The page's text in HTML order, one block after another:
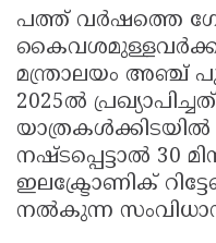
പത്ത് വർഷത്തെ
മന്ത്രാലയം അഞ്ച്
2025ൽ
നഷ്ടപ്പെട്ടാൽ 30
ഇലക്ട്രോണിക്
നൽകുന്ന